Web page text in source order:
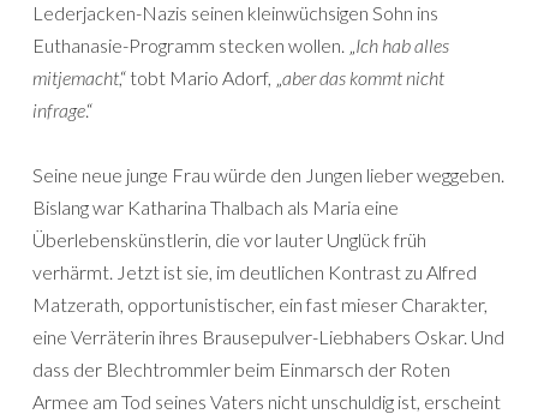
Lederjacken-Nazis seinen kleinwüchsigen Sohn ins
Euthanasie-Programm stecken wollen. „Ich hab alles
mitjemacht,“ tobt Mario Adorf, „aber das kommt nicht
infrage.“
Seine neue junge Frau würde den Jungen lieber weggeben.
Bislang war Katharina Thalbach als Maria eine
Überlebenskünstlerin, die vor lauter Unglück früh
verhärmt. Jetzt ist sie, im deutlichen Kontrast zu Alfred
Matzerath, opportunistischer, ein fast mieser Charakter,
eine Verräterin ihres Brausepulver-Liebhabers Oskar. Und
dass der Blechtrommler beim Einmarsch der Roten
Armee am Tod seines Vaters nicht unschuldig ist, erscheint